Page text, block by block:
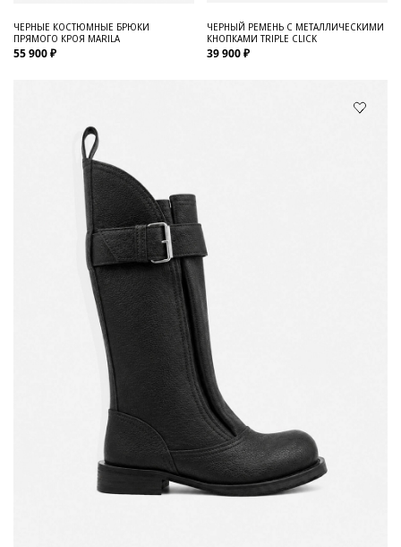
ЧЕРНЫЕ КОСТЮМНЫЕ БРЮКИ
ПРЯМОГО КРОЯ MARILA
55 900 ₽
ЧЕРНЫЙ РЕМЕНЬ С МЕТАЛЛИЧЕСКИМИ
КНОПКАМИ TRIPLE CLICK
39 900 ₽